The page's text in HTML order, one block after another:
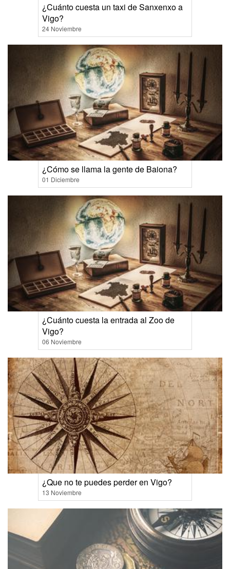
¿Cuánto cuesta un taxi de Sanxenxo a
Vigo?
24 Noviembre
¿Cómo se llama la gente de Baiona?
01 Diciembre
¿Cuánto cuesta la entrada al Zoo de
Vigo?
06 Noviembre
¿Que no te puedes perder en Vigo?
13 Noviembre